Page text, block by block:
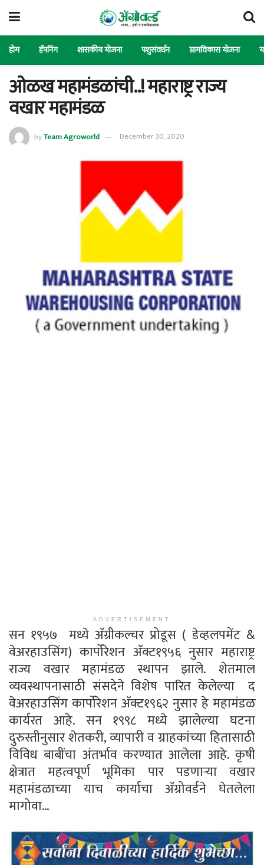
होम हॅपनिंग शासकीय योजना पशुसंवर्धन ग्रामविकास योजना
ओळख महामंडळांची..! महाराष्ट्र राज्य
वखार महामंडळ
byTeam Agroworld December 30, 2020
ADVERTISEMENT
सन १९५७ मध्ये अ‍ॅग्रीकल्चर प्रोडूस ( डेव्हलपमेंट &
वेअरहाउसिंग) कार्पोरेशन अ‍ॅक्ट१९५६ नुसार महाराष्ट्र
राज्य वखार महामंडळ स्थापन झाले. शेतमाल
व्यवस्थापनासाठी संसदेने विशेष पारित केलेल्या द
वेअरहाउसिंग कार्पोरेशन अ‍ॅक्ट१९६२ नुसार हे महामंडळ
कार्यरत आहे. सन १९९८ मध्ये झालेल्या घटना
दुरुस्तीनुसार शेतकरी, व्यापारी व ग्राहकांच्या हितासाठी
विविध बाबींचा अंतर्भाव करण्यात आलेला आहे. कृषी
क्षेत्रात महत्वपूर्ण भूमिका पार पडणाऱ्या वखार
महामंडळाच्या याच कार्याचा अ‍ॅग्रोवर्डने घेतलेला
मागोवा…